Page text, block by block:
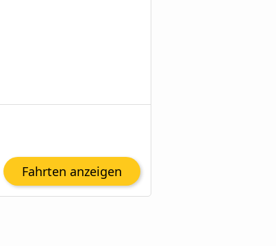
Fahrten anzeigen